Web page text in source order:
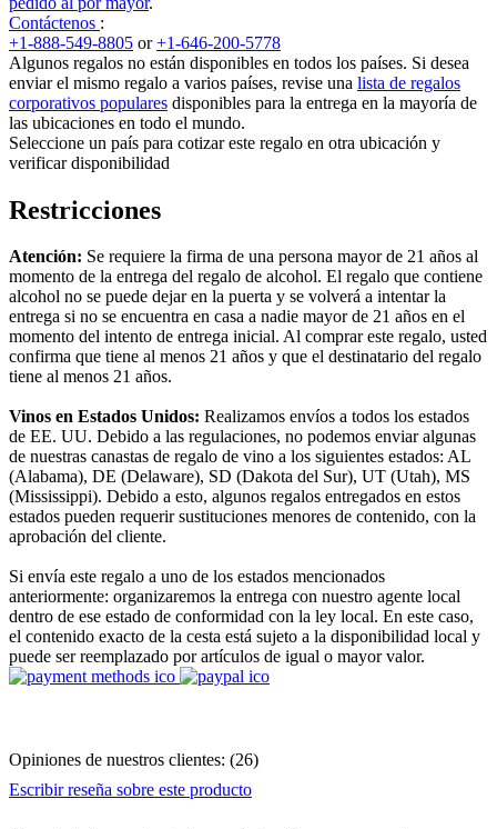
Contáctenos :
+1-888-549-8805 or+1-646-200-5778
Algunos regalos no están disponibles en todos los países. Si desea
enviar el mismo regalo a varios países, revise una lista de regalos
corporativos populares disponibles para la entrega en la mayoría de
las ubicaciones en todo el mundo.
Seleccione un país para cotizar este regalo en otra ubicación y
verificar disponibilidad
Restricciones
Atención: Se requiere la firma de una persona mayor de 21 años al
momento de la entrega del regalo de alcohol. El regalo que contiene
alcohol no se puede dejar en la puerta y se volverá a intentar la
entrega si no se encuentra en casa a nadie mayor de 21 años en el
momento del intento de entrega inicial. Al comprar este regalo, usted
confirma que tiene al menos 21 años y que el destinatario del regalo
tiene al menos 21 años.
Vinos en Estados Unidos: Realizamos envíos a todos los estados
de EE. UU. Debido a las regulaciones, no podemos enviar algunas
de nuestras canastas de regalo de vino a los siguientes estados: AL
(Alabama), DE (Delaware), SD (Dakota del Sur), UT (Utah), MS
(Mississippi). Debido a esto, algunos regalos entregados en estos
estados pueden requerir sustituciones menores de contenido, con la
aprobación del cliente.
Si envía este regalo a uno de los estados mencionados
anteriormente: organizaremos la entrega con nuestro agente local
dentro de ese estado de conformidad con la ley local. En este caso,
el contenido exacto de la cesta está sujeto a la disponibilidad local y
puede ser reemplazado por artículos de igual o mayor valor.
Opiniones de nuestros clientes: (26)
Escribir reseña sobre este producto